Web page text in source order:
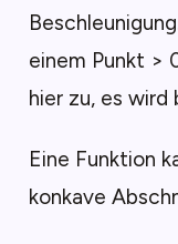
einem Punkt >
hier zu, es wird
Eine Funktion
konkave